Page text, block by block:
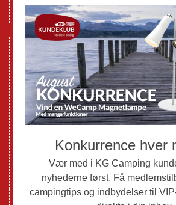
GPDR - Optagelse af foto og video
Nye Campingvogne
Nye Autocampere og Vans
Brugte Campingvogne
Brugte Autocampere og Vans
Webshop
Mortens Campingtips
KG Camping Kundeklub
Nyheder
Adria